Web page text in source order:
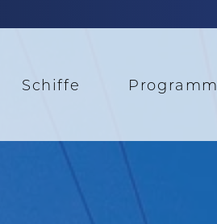
Schiffe Programm